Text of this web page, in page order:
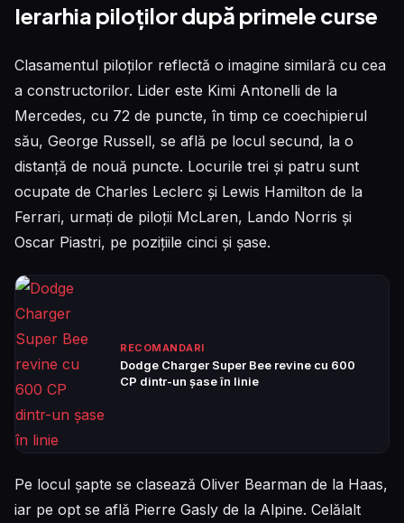
Ierarhia piloților după primele curse
Clasamentul piloților reflectă o imagine similară cu cea
a constructorilor. Lider este Kimi Antonelli de la
Mercedes, cu 72 de puncte, în timp ce coechipierul
său, George Russell, se află pe locul secund, la o
distanță de nouă puncte. Locurile trei și patru sunt
ocupate de Charles Leclerc și Lewis Hamilton de la
Ferrari, urmați de piloții McLaren, Lando Norris și
Oscar Piastri, pe pozițiile cinci și șase.
RECOMANDARI
Dodge Charger Super Bee revine cu 600
CP dintr-un șase în linie
Pe locul șapte se clasează Oliver Bearman de la Haas,
iar pe opt se află Pierre Gasly de la Alpine. Celălalt